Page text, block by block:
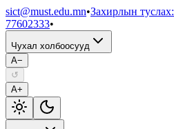
sict@must.edu.mn•Захирлын туслах:
77602333•
Чухал холбоосууд
A−
↺
A+